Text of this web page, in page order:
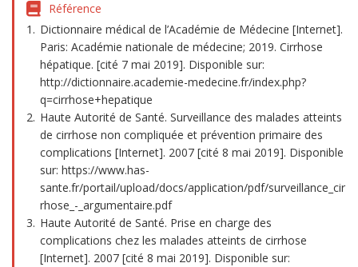
Référence
Dictionnaire médical de l’Académie de Médecine [Internet].
Paris: Académie nationale de médecine; 2019. Cirrhose
hépatique. [cité 7 mai 2019]. Disponible sur:
http://dictionnaire.academie-medecine.fr/index.php?
q=cirrhose+hepatique
Haute Autorité de Santé. Surveillance des malades atteints
de cirrhose non compliquée et prévention primaire des
complications [Internet]. 2007 [cité 8 mai 2019]. Disponible
sur: https://www.has-
sante.fr/portail/upload/docs/application/pdf/surveillance_cir
rhose_-_argumentaire.pdf
Haute Autorité de Santé. Prise en charge des
complications chez les malades atteints de cirrhose
[Internet]. 2007 [cité 8 mai 2019]. Disponible sur: